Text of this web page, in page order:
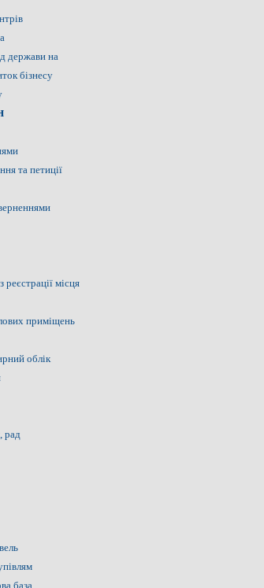
держави на
бізнесу
та петиції
реєстрації місця
приміщень
облік
рад
база